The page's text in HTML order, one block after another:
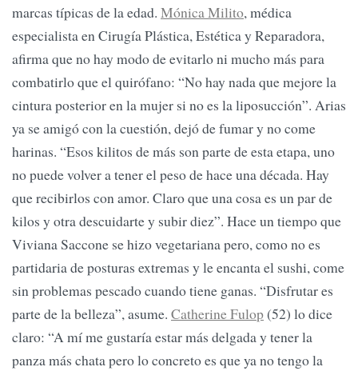
marcas típicas de la edad. Mónica Milito, médica
especialista en Cirugía Plástica, Estética y Reparadora,
afirma que no hay modo de evitarlo ni mucho más para
combatirlo que el quirófano: “No hay nada que mejore la
cintura posterior en la mujer si no es la liposucción”. Arias
ya se amigó con la cuestión, dejó de fumar y no come
harinas. “Esos kilitos de más son parte de esta etapa, uno
no puede volver a tener el peso de hace una década. Hay
que recibirlos con amor. Claro que una cosa es un par de
kilos y otra descuidarte y subir diez”. Hace un tiempo que
Viviana Saccone se hizo vegetariana pero, como no es
partidaria de posturas extremas y le encanta el sushi, come
sin problemas pescado cuando tiene ganas. “Disfrutar es
parte de la belleza”, asume. Catherine Fulop(52) lo dice
claro: “A mí me gustaría estar más delgada y tener la
panza más chata pero lo concreto es que ya no tengo la